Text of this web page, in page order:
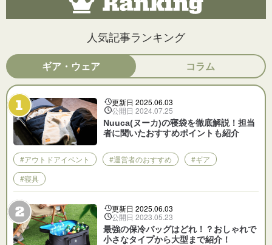
人気記事ランキング
ギア・ウェア コラム
更新日 2025.06.03
公開日 2024.07.25
Nuuca(ヌーカ)の寝袋を徹底解説！担当
者に聞いたおすすめポイントも紹介
#アウトドアイベント #運営者のおすすめ
#ギア
#寝具
更新日 2025.06.03
公開日 2023.05.23
最強の保冷バッグはどれ！？おしゃれで
小さなタイプから大型まで紹介！